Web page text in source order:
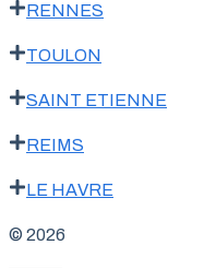
RENNES
TOULON
SAINT ETIENNE
REIMS
LE HAVRE
© 2026